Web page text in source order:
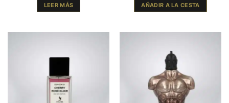
LEER MÁS AÑADIR A LA CESTA